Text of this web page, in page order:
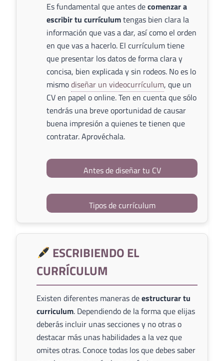
Es fundamental que antes decomenzar a
escribir tu currículumtengas bien clara la
información que vas a dar, así como el orden
en que vas a hacerlo. El currículum tiene
que presentar los datos de forma clara y
concisa, bien explicada y sin rodeos. No es lo
mismodiseñar un videocurrículum, que un
CV en papel o online. Ten en cuenta que sólo
tendrás una breve oportunidad de causar
buena impresión a quienes te tienen que
contratar. Aprovéchala.
Antes de diseñar tu CV
Tipos de currículum
ESCRIBIENDO EL
CURRÍCULUM
Existen diferentes maneras deestructurar tu
curriculum. Dependiendo de la forma que elijas
deberás incluir unas secciones y no otras o
destacar más unas habilidades a la vez que
omites otras. Conoce todas los que debes saber